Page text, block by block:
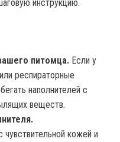
инструкцию.
питомца. Если у
респираторные
наполнителей с
веществ.
кожей и